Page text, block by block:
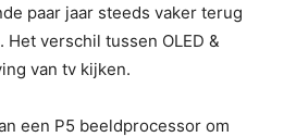
paar jaar steeds vaker terug
Het verschil tussen OLED &
van tv kijken.
een P5 beeldprocessor om